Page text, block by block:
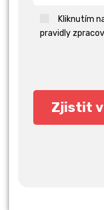
Kliknutím
pravidly